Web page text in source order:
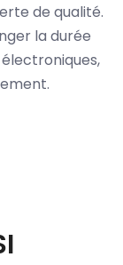
de qualité.
la durée